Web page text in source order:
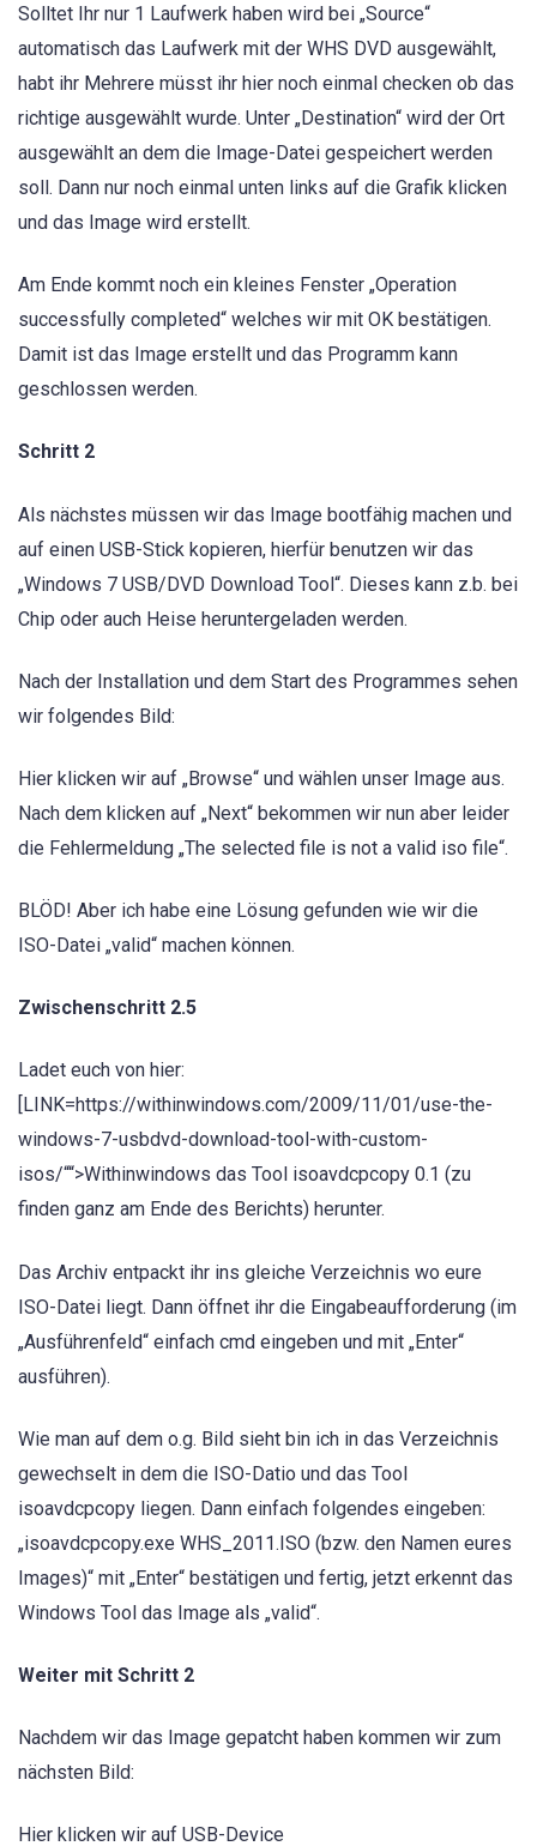
Solltet Ihr nur 1 Laufwerk haben wird bei „Source“
automatisch das Laufwerk mit der WHS DVD ausgewählt,
habt ihr Mehrere müsst ihr hier noch einmal checken ob das
richtige ausgewählt wurde. Unter „Destination“ wird der Ort
ausgewählt an dem die Image-Datei gespeichert werden
soll. Dann nur noch einmal unten links auf die Grafik klicken
und das Image wird erstellt.
Am Ende kommt noch ein kleines Fenster „Operation
successfully completed“ welches wir mit OK bestätigen.
Damit ist das Image erstellt und das Programm kann
geschlossen werden.
Schritt 2
Als nächstes müssen wir das Image bootfähig machen und
auf einen USB-Stick kopieren, hierfür benutzen wir das
„Windows 7 USB/DVD Download Tool“. Dieses kann z.b. bei
Chip oder auch Heise heruntergeladen werden.
Nach der Installation und dem Start des Programmes sehen
wir folgendes Bild:
Hier klicken wir auf „Browse“ und wählen unser Image aus.
Nach dem klicken auf „Next“ bekommen wir nun aber leider
die Fehlermeldung „The selected file is not a valid iso file“.
BLÖD! Aber ich habe eine Lösung gefunden wie wir die
ISO-Datei „valid“ machen können.
Zwischenschritt 2.5
Ladet euch von hier:
[LINK=https://withinwindows.com/2009/11/01/use-the-
windows-7-usbdvd-download-tool-with-custom-
isos/““>Withinwindows das Tool isoavdcpcopy 0.1 (zu
finden ganz am Ende des Berichts) herunter.
Das Archiv entpackt ihr ins gleiche Verzeichnis wo eure
ISO-Datei liegt. Dann öffnet ihr die Eingabeaufforderung (im
„Ausführenfeld“ einfach cmd eingeben und mit „Enter“
ausführen).
Wie man auf dem o.g. Bild sieht bin ich in das Verzeichnis
gewechselt in dem die ISO-Datio und das Tool
isoavdcpcopy liegen. Dann einfach folgendes eingeben:
„isoavdcpcopy.exe WHS_2011.ISO (bzw. den Namen eures
Images)“ mit „Enter“ bestätigen und fertig, jetzt erkennt das
Windows Tool das Image als „valid“.
Weiter mit Schritt 2
Nachdem wir das Image gepatcht haben kommen wir zum
nächsten Bild:
Hier klicken wir auf USB-Device